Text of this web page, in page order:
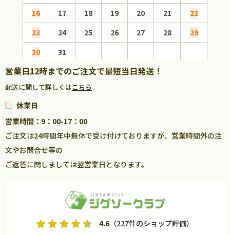
16
17 18 19 20 21
22
23
24 25 26 27 28
29
30
31
営業日12時までのご注文で最短当日発送！
配送に関して詳しくはこちら
休業日
営業時間：9：00-17：00
ご注文は24時間年中無休で受け付けておりますが、営業時間外の注
文やお問合せ等の
ご返答に関しましては翌営業日となります。
4.6 （227件のショップ評価）